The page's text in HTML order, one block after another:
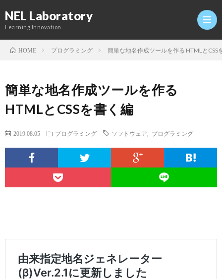
NEL Laboratory
Learning Innovation.
HOME プログラミング 簡単な地名作成ツールを作る HTMLとCSS
簡単な地名作成ツールを作る
HTMLとCSSを書く編
2019.08.05 プログラミング ソフトウェア プログラミング